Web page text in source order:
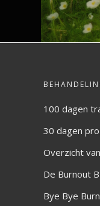
100 dagen
30 dagen
Overzicht
De Burnout
Bye Bye